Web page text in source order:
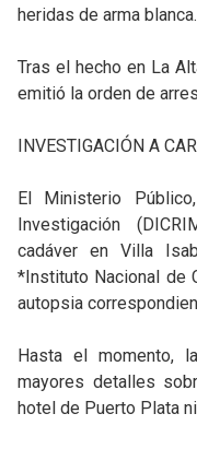
heridas de arma blanca.
Tras el hecho en La
emitió la orden de
INVESTIGACIÓN A
El Ministerio
Investigación
cadáver en Villa
*Instituto Nacional de
autopsia
Hasta el momento,
mayores detalles
hotel de Puerto Plata